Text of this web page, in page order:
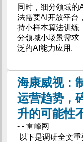
同时，细分领域的
法需要AI开放平台
持小样本算法训练
分领域小场景需求
泛的AI能力应用.
海康威视：
运营趋势，
升的可能性
- - 雷峰网
以下是调研全文